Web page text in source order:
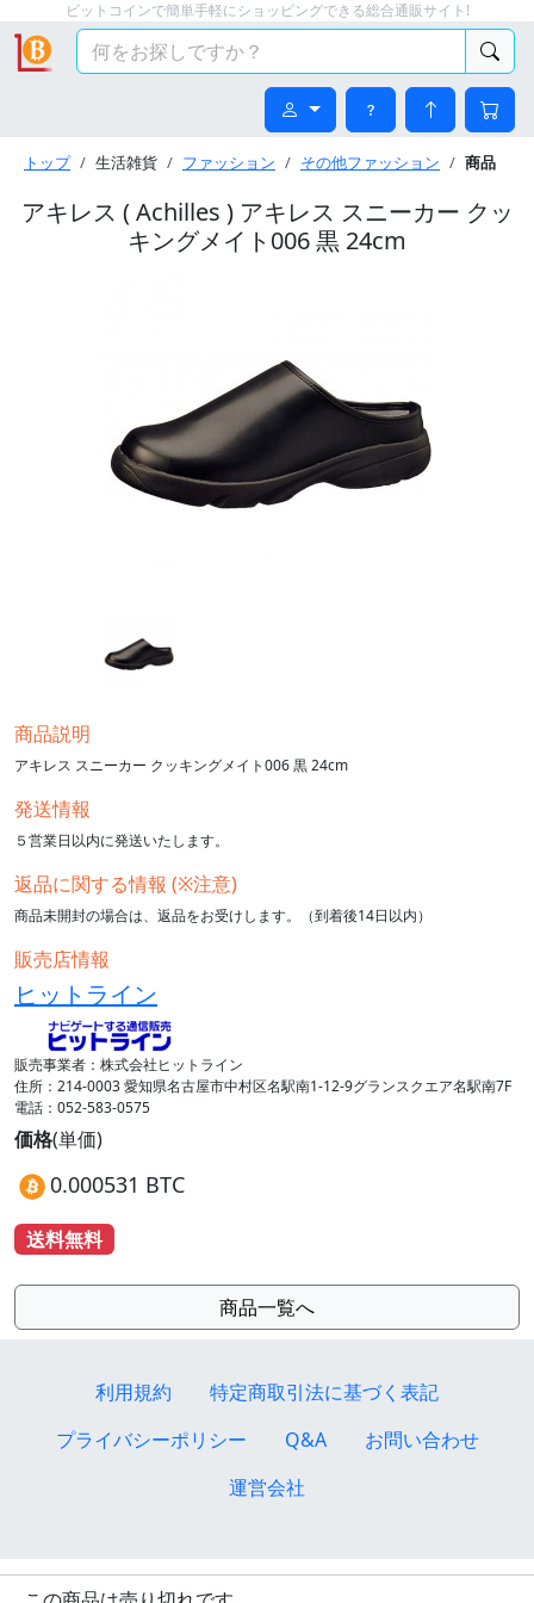
ビットコインで簡単手軽にショッピングできる総合通販サイト!
トップ 生活雑貨 ファッション その他ファッション 商品
アキレス ( Achilles ) アキレス スニーカー クッ
キングメイト006 黒 24cm
商品説明
アキレス スニーカー クッキングメイト006 黒 24cm
発送情報
５営業日以内に発送いたします。
返品に関する情報 (※注意)
商品未開封の場合は、返品をお受けします。（到着後14日以内）
販売店情報
ヒットライン
販売事業者：株式会社ヒットライン
住所：214-0003 愛知県名古屋市中村区名駅南1-12-9グランスクエア名駅南7F
電話：052-583-0575
価格(単価)
0.000531 BTC
送料無料
商品一覧へ
利用規約
特定商取引法に基づく表記
プライバシーポリシー
Q&A
お問い合わせ
運営会社